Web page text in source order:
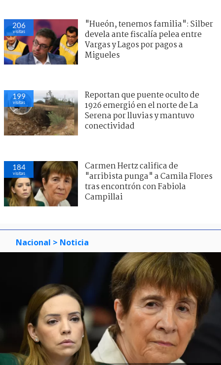
206
visitas
"Hueón, tenemos familia": Silber
devela ante fiscalía pelea entre
Vargas y Lagos por pagos a
Migueles
199
visitas
Reportan que puente oculto de
1926 emergió en el norte de La
Serena por lluvias y mantuvo
conectividad
184
visitas
Carmen Hertz califica de
"arribista punga" a Camila Flores
tras encontrón con Fabiola
Campillai
Nacional > Noticia